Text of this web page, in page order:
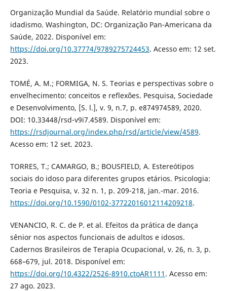
Organização Mundial da Saúde. Relatório mundial sobre o
idadismo. Washington, DC: Organização Pan-Americana da
Saúde, 2022. Disponível em:
https://doi.org/10.37774/9789275724453. Acesso em: 12 set.
2023.
TOMÉ, A. M.; FORMIGA, N. S. Teorias e perspectivas sobre o
envelhecimento: conceitos e reflexões. Pesquisa, Sociedade
e Desenvolvimento, [S. l.], v. 9, n.7, p. e874974589, 2020.
DOI: 10.33448/rsd-v9i7.4589. Disponível em:
https://rsdjournal.org/index.php/rsd/article/view/4589.
Acesso em: 12 set. 2023.
TORRES, T.; CAMARGO, B.; BOUSFIELD, A. Estereótipos
sociais do idoso para diferentes grupos etários. Psicologia:
Teoria e Pesquisa, v. 32 n. 1, p. 209-218, jan.-mar. 2016.
https://doi.org/10.1590/0102-37722016012114209218.
VENANCIO, R. C. de P. et al. Efeitos da prática de dança
sênior nos aspectos funcionais de adultos e idosos.
Cadernos Brasileiros de Terapia Ocupacional, v. 26, n. 3, p.
668–679, jul. 2018. Disponível em:
https://doi.org/10.4322/2526-8910.ctoAR1111 . Acesso em:
27 ago. 2023.